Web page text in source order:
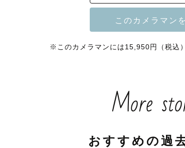
幸せが広がっていくような…
数年後に見返したときに色んなことを思い
そんな瞬間を写真に残していきます！
- ウェディング認定カメラマン
※このカメラマンには15,950円（税込
More
おすすめの過